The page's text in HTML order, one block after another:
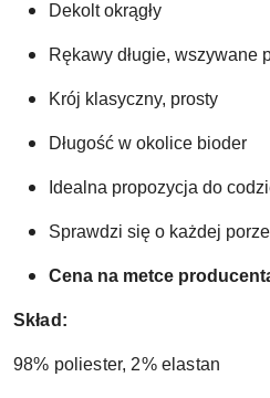
Dekolt okrągły
Rękawy długie,
Krój klasyczny, prosty
Długość w okolice bioder
Idealna propozycja do
Sprawdzi się o każdej
Cena na metce
Skład :
98% poliester, 2% elastan